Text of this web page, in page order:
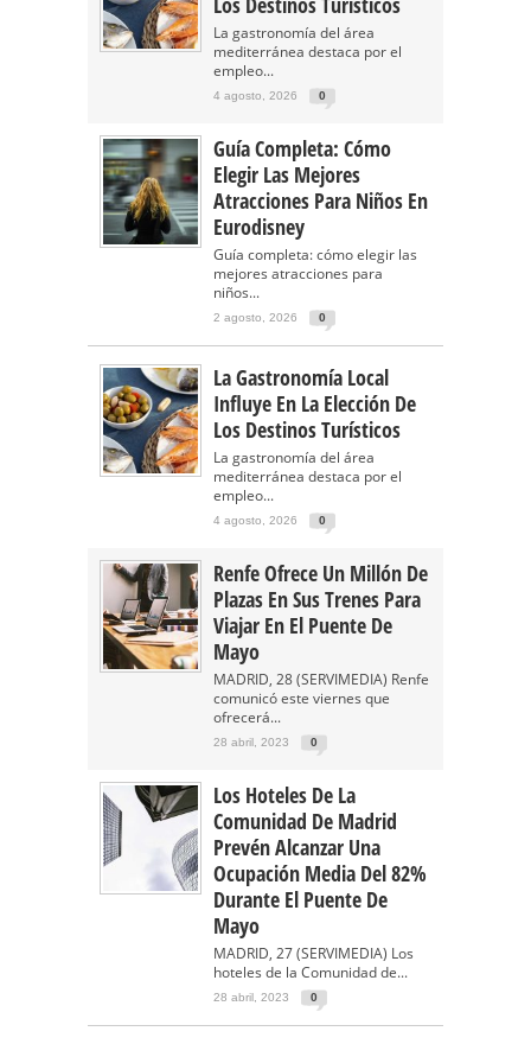
La gastronomía del área
mediterránea destaca por el
empleo...
4 agosto, 2026 0
Guía Completa: Cómo
Elegir Las Mejores
Atracciones Para Niños En
Eurodisney
Guía completa: cómo elegir las
mejores atracciones para
niños...
2 agosto, 2026 0
La Gastronomía Local
Influye En La Elección De
Los Destinos Turísticos
La gastronomía del área
mediterránea destaca por el
empleo...
4 agosto, 2026 0
Renfe Ofrece Un Millón De
Plazas En Sus Trenes Para
Viajar En El Puente De
Mayo
MADRID, 28 (SERVIMEDIA) Renfe
comunicó este viernes que
ofrecerá...
28 abril, 2023 0
Los Hoteles De La
Comunidad De Madrid
Prevén Alcanzar Una
Ocupación Media Del 82%
Durante El Puente De
Mayo
MADRID, 27 (SERVIMEDIA) Los
hoteles de la Comunidad de...
28 abril, 2023 0